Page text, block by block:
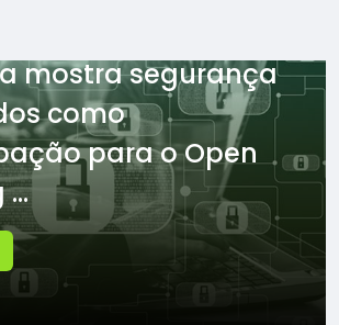
mostra segurança
como
para o Open